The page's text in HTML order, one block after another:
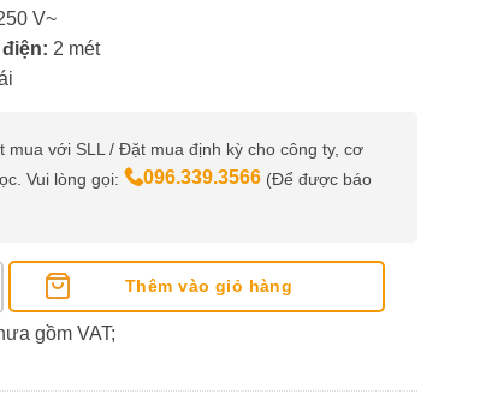
V~
2 mét
mua với SLL / Đặt mua định kỳ cho công ty, cơ
Vui lòng gọi:
096.339.3566 (Để được báo
3 Lỗ, Dây 2 Mét số lượng
Thêm vào giỏ hàng
gồm VAT;